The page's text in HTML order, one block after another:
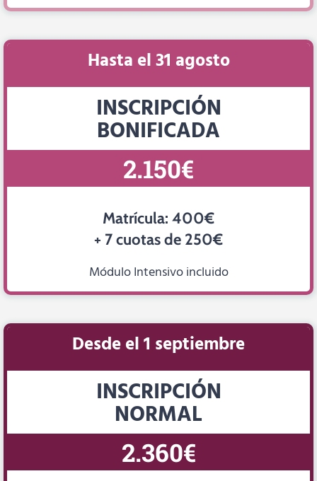
Hasta el 31 agosto
INSCRIPCIÓN
BONIFICADA
2.150€
Matrícula: 400€
+ 7 cuotas de 250€
Módulo Intensivo incluido
Desde el 1 septiembre
INSCRIPCIÓN
NORMAL
2.360€